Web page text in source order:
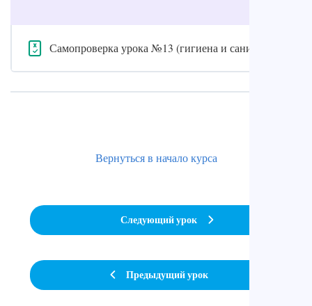
Самопроверка урока №13 (гигиена и санитария)
Предыдущий урок
Вернуться в начало курса
Следующий урок